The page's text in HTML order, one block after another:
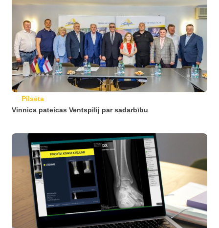
Pilsēta
Vinnica pateicas Ventspilij par sadarbību